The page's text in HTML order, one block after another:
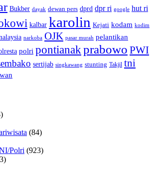
Bukber dayak dewan pers dprd dpr ri google hut ri
kalbar karolin Kejati kodam kodim
narkoba OJK pasar murah pelantikan
polri pontianakprabowo PWI
sertijab singkawang stunting Takjil tni
(84)
Polri (923)